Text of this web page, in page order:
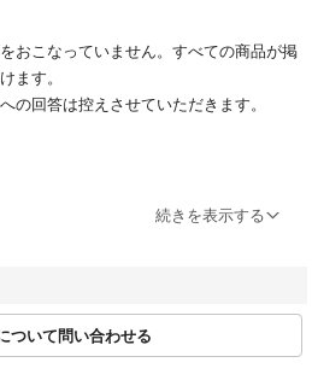
おこなっていません。すべての商品が掲
ます。
の回答は控えさせていただきます。
マト運輸のネコポスにて配送いたしま
、ゆうパックでの配送となります）
続きを表示する
ついて問い合わせる